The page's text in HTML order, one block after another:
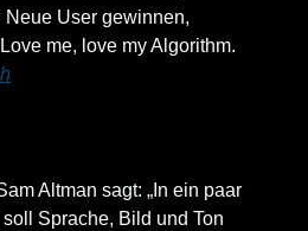
Neue User gewinnen,
me, love my Algorithm.
Altman sagt: „In ein paar
Sprache, Bild und Ton